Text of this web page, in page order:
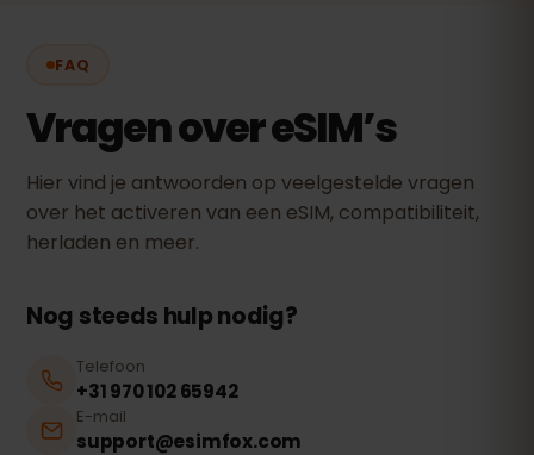
FAQ
Vragen over eSIM’s
Hier vind je antwoorden op veelgestelde vragen
over het activeren van een eSIM, compatibiliteit,
herladen en meer.
Nog steeds hulp nodig?
Telefoon
+31 970 102 65942
E-mail
support@esimfox.com